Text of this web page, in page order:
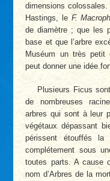
dimensions
Hastings, le F.
de diamètre ; que les
base et que l’arbre
Muséum un très petit
peut donner une idée
Plusieurs Ficus
de nombreuses
arbres qui sont à leur
végétaux dépassant
périssent étouffés la
complétement sous
toutes parts. A cause
nom d’Arbres de la